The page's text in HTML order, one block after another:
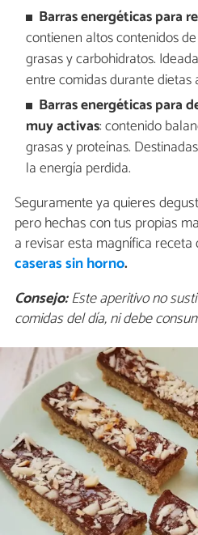
Barras energéticas para
contienen altos contenidos
grasas y carbohidratos.
entre comidas durante dietas
Barras energéticas para
muy activas: contenido
grasas y proteínas.
la energía perdida.
Seguramente ya quieres
pero hechas con tus propias
a revisar esta magnífica receta
caseras sin horno.
Consejo:Este aperitivo no
comidas del día, ni debe